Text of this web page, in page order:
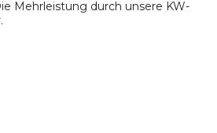
Mehrleistung durch unsere KW-